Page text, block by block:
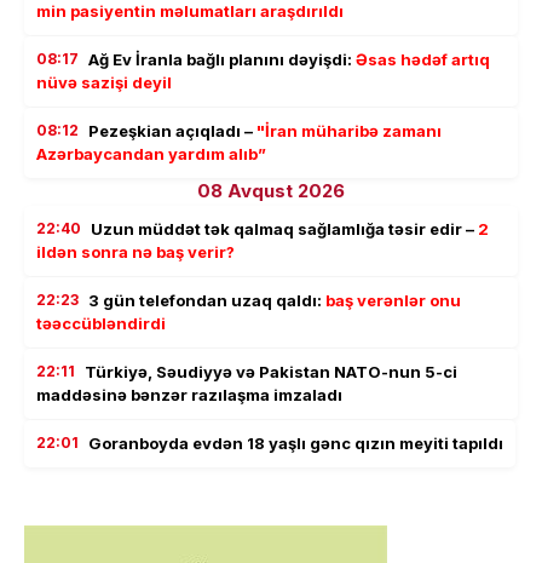
min pasiyentin məlumatları araşdırıldı
08:17 Ağ Ev İranla bağlı planını dəyişdi: Əsas hədəf artıq
nüvə sazişi deyil
08:12 Pezeşkian açıqladı – "İran müharibə zamanı
Azərbaycandan yardım alıb”
08 Avqust 2026
22:40 Uzun müddət tək qalmaq sağlamlığa təsir edir – 2
ildən sonra nə baş verir?
22:23 3 gün telefondan uzaq qaldı: baş verənlər onu
təəccübləndirdi
22:11
Türkiyə, Səudiyyə və Pakistan NATO-nun 5-ci
maddəsinə bənzər razılaşma imzaladı
22:01 Goranboyda evdən 18 yaşlı gənc qızın meyiti tapıldı